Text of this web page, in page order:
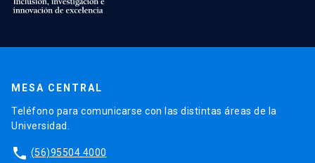
MESA CENTRAL
Teléfono para comunicarse con las distintas áreas de la
Universidad.
phone (56)95504 4000